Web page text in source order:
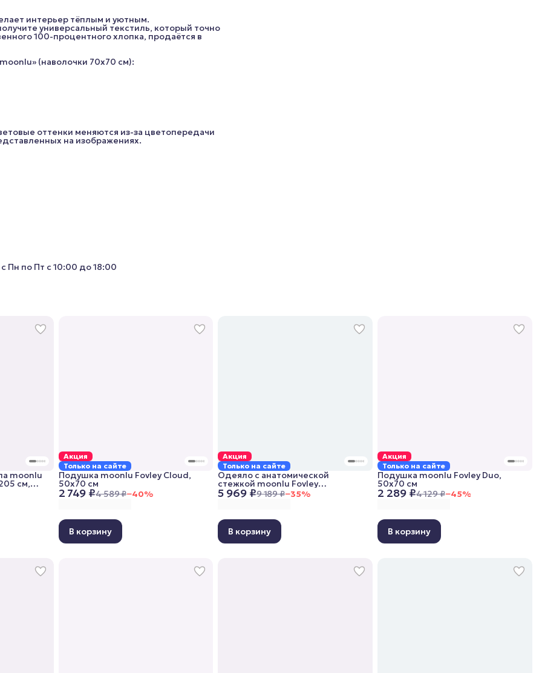
(цветовые оттенки меняются из-за цветопередачи вашего
устройства) могут незначительно отличаться от
представленных на изображениях.
интерьер тёплым и уютным.
универсальный текстиль, который точно
100-процентного хлопка, продаётся в
(наволочки 70x70 см):
оттенки меняются из-за цветопередачи
на изображениях.
Пн по Пт с 10:00 до 18:00
moonlu
см,
Акция
Только на сайте
2 749 ₽4 589 ₽−40%
Подушка moonlu Fovley Cloud,
50x70 см
В корзину
Акция
Только на сайте
5 969 ₽9 189 ₽−35%
Одеяло с анатомической
стежкой moonlu Fovley
Lightweight, 172x205 см,
облегченное
В корзину
Акция
Только на сайте
2 289 ₽4 129 ₽−45%
Подушка moonlu Fovley Duo,
50x70 см
В корзину